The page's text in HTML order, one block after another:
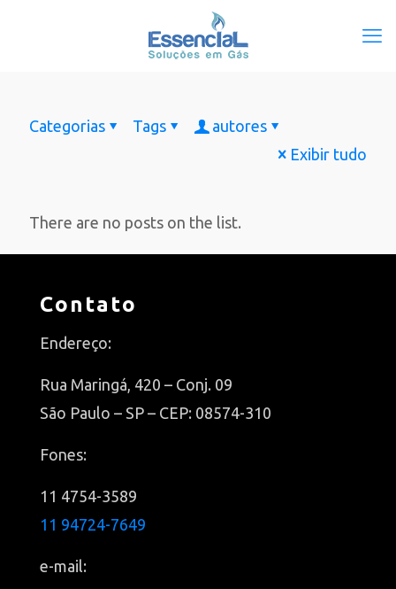
Categorias Tags
autores
Exibir tudo
There are no posts on the list.
Contato
Endereço:
Rua Maringá, 420 – Conj. 09
São Paulo – SP – CEP: 08574-310
Fones:
11 4754-3589
11 94724-7649
e-mail: